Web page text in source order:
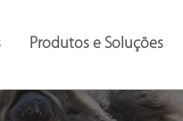
Produtos e Soluções